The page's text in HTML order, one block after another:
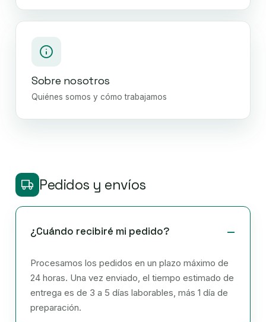
Sobre nosotros
Quiénes somos y cómo trabajamos
Pedidos y envíos
¿Cuándo recibiré mi pedido?
Procesamos los pedidos en un plazo máximo de
24 horas. Una vez enviado, el tiempo estimado de
entrega es de 3 a 5 días laborables, más 1 día de
preparación.